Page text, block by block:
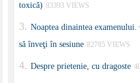
toxică) 83393 VIEWS
Noaptea dinaintea
să înveţi în sesiune 82785 VIEWS
Despre prietenie, cu dragoste